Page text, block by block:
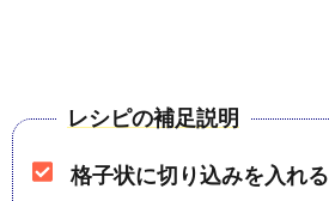
レシピの補足説明
格子状に切り込みを入れる